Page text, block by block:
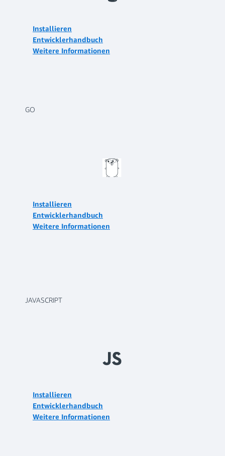
Installieren
Entwicklerhandbuch
Weitere Informationen
GO
Installieren
Entwicklerhandbuch
Weitere Informationen
JAVASCRIPT
Installieren
Entwicklerhandbuch
Weitere Informationen